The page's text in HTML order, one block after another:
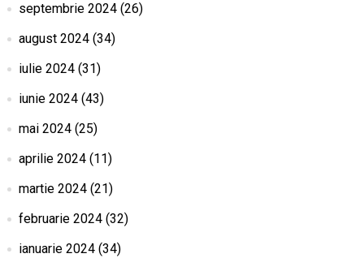
septembrie 2024(26)
august 2024(34)
iulie 2024(31)
iunie 2024(43)
mai 2024(25)
aprilie 2024(11)
martie 2024(21)
februarie 2024(32)
ianuarie 2024(34)